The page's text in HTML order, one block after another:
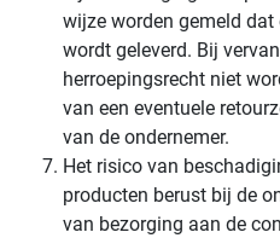
wijze worden gemeld
wordt geleverd. Bij
herroepingsrecht niet
van een eventuele
van de ondernemer.
Het risico van
producten berust bij de
van bezorging aan de